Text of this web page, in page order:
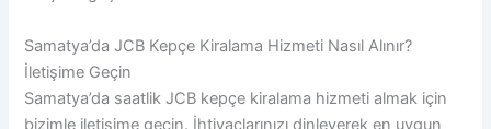
Samatya’da JCB Kepçe Kiralama Hizmeti Nasıl Alınır?
İletişime Geçin
Samatya’da saatlik JCB kepçe kiralama hizmeti almak için
bizimle iletişime geçin. İhtiyaçlarınızı dinleyerek en uygun